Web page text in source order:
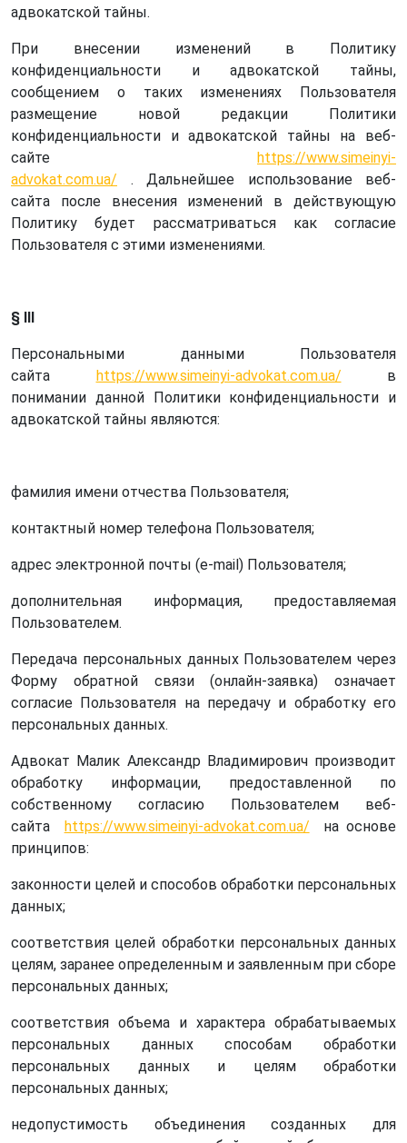
адвокатской тайны.
При внесении изменений в Политику
конфиденциальности и адвокатской тайны,
сообщением о таких изменениях Пользователя
размещение новой редакции Политики
конфиденциальности и адвокатской тайны на веб-
сайте https://www.simeinyi-
advokat.com.ua/ . Дальнейшее использование веб-
сайта после внесения изменений в действующую
Политику будет рассматриваться как согласие
Пользователя с этими изменениями.
§ ІІІ
Персональными данными Пользователя
сайта https://www.simeinyi-advokat.com.ua/ в
понимании данной Политики конфиденциальности и
адвокатской тайны являются:
фамилия имени отчества Пользователя;
контактный номер телефона Пользователя;
адрес электронной почты (e-mail) Пользователя;
дополнительная информация, предоставляемая
Пользователем.
Передача персональных данных Пользователем через
Форму обратной связи (онлайн-заявка) означает
согласие Пользователя на передачу и обработку его
персональных данных.
Адвокат Малик Александр Владимирович производит
обработку информации, предоставленной по
собственному согласию Пользователем веб-
сайта https://www.simeinyi-advokat.com.ua/ на основе
принципов:
законности целей и способов обработки персональных
данных;
соответствия целей обработки персональных данных
целям, заранее определенным и заявленным при сборе
персональных данных;
соответствия объема и характера обрабатываемых
персональных данных способам обработки
персональных данных и целям обработки
персональных данных;
недопустимость объединения созданных для